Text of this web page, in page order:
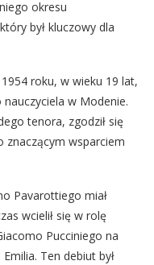
okresu
był kluczowy dla
roku, w wieku 19 lat,
w Modenie.
tenora, zgodził się
znaczącym wsparciem
Pavarottiego miał
wcielił się w rolę
Pucciniego na
Ten debiut był